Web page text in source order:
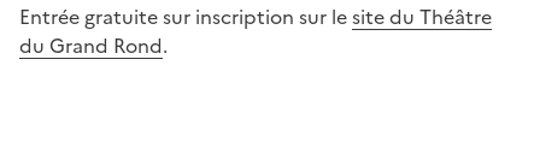
Entrée gratuite sur inscription sur lesite du Théâtre
du Grand Rond.